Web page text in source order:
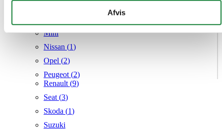
givet dem, eller som de har indsamlet fra din brug af deres
tjenester.
Afvis
Mini
Nissan (1)
Opel (2)
Peugeot (2)
Renault (9)
Seat (3)
Skoda (1)
Suzuki